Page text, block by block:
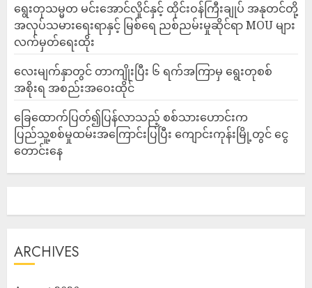
ရွေးတုသမ္မတ မင်းအောင်လှိုင်နှင့် ထိုင်းဝန်ကြီးချုပ် အနုတင်တို့
အလုပ်သမားရေးရာနှင့် မြစ်ရေ ညစ်ညမ်းမှုဆိုင်ရာ MOU များ
လက်မှတ်ရေးထိုး
လေးမျက်နှာတွင် တာကျိုးပြီး ၆ ရက်အကြာမှ ရွေးတုစစ်
အစိုးရ အစည်းအဝေးထိုင်
ခြေထောက်ပြတ်၍ပြန်လာသည့် စစ်သားဟောင်းက
ပြည်သူ့စစ်မှုထမ်းအကြောင်းပြပြီး ကျောင်းကုန်းမြို့တွင် ငွေ
တောင်းနေ
ARCHIVES